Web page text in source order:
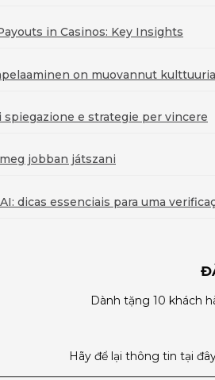
in Casinos: Key Insights
on muovannut kulttuuria
e strategie per vincere
jobban játszani
dicas essenciais para uma
Dành tặng 10 khách
Hãy để lại thông tin tại